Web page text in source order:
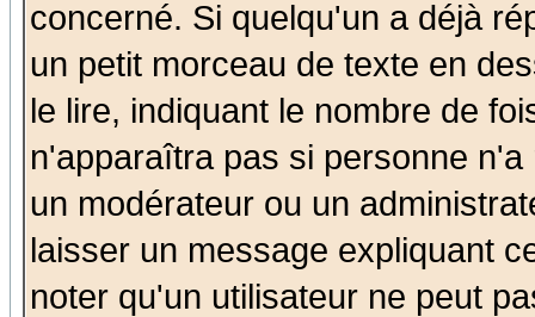
concerné. Si quelqu'un a déjà
un petit morceau de texte en
le lire, indiquant le nombre de
n'apparaîtra pas si personne
un modérateur ou un
laisser un message expliquant
noter qu'un utilisateur ne peut